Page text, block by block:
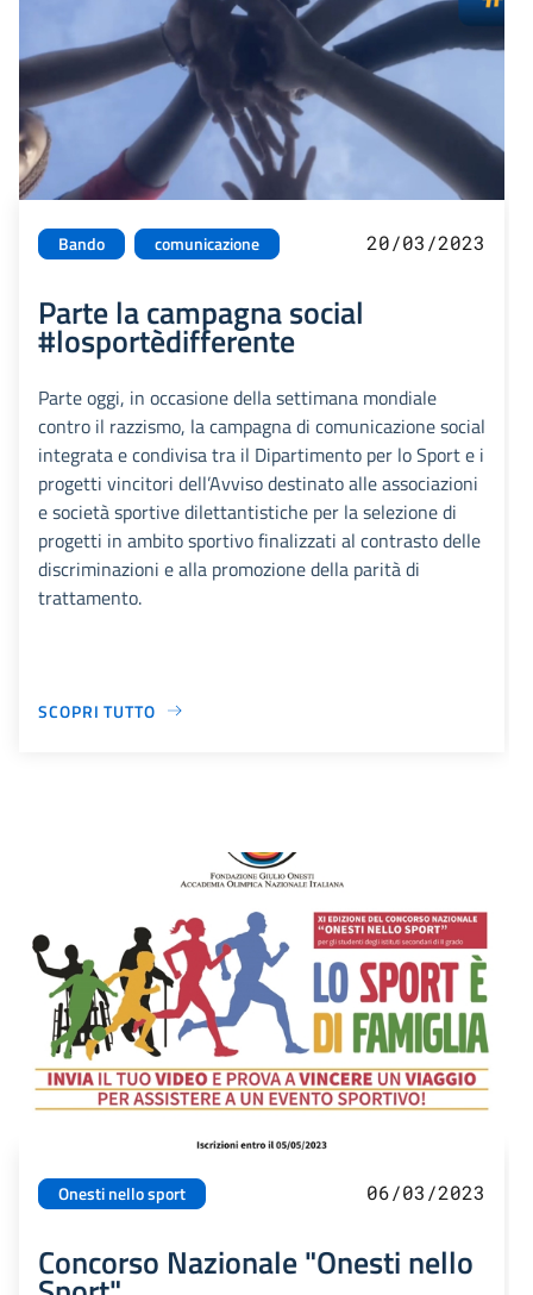
Bando comunicazione 20/03/2023
Parte la campagna social
#losportèdifferente
Parte oggi, in occasione della settimana mondiale
contro il razzismo, la campagna di comunicazione social
integrata e condivisa tra il Dipartimento per lo Sport e i
progetti vincitori dell’Avviso destinato alle associazioni
e società sportive dilettantistiche per la selezione di
progetti in ambito sportivo finalizzati al contrasto delle
discriminazioni e alla promozione della parità di
trattamento.
SCOPRI TUTTO
Onesti nello sport 06/03/2023
Concorso Nazionale "Onesti nello